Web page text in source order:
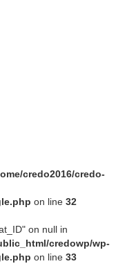
credo2016/credo-
on line 32
on null in
credowp/wp-
on line 33